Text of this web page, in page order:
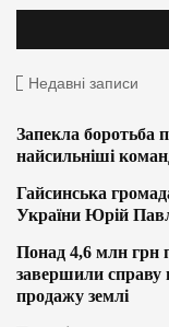
Недавні записи
Запекла боротьба
найсильніші
Гайсинська
України Юрій
Понад 4,6 млн грн
завершили справу
продажу землі